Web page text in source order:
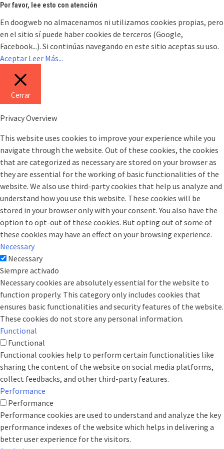
Por favor, lee esto con atención
En doogweb no almacenamos ni utilizamos cookies propias, pero
en el sitio sí puede haber cookies de terceros (Google,
Facebook...). Si continúas navegando en este sitio aceptas su uso.
Aceptar Leer Más...
Cerrar
Privacy Overview
This website uses cookies to improve your experience while you
navigate through the website. Out of these cookies, the cookies
that are categorized as necessary are stored on your browser as
they are essential for the working of basic functionalities of the
website. We also use third-party cookies that help us analyze and
understand how you use this website. These cookies will be
stored in your browser only with your consent. You also have the
option to opt-out of these cookies. But opting out of some of
these cookies may have an effect on your browsing experience.
Necessary
Necessary
Siempre activado
Necessary cookies are absolutely essential for the website to
function properly. This category only includes cookies that
ensures basic functionalities and security features of the website.
These cookies do not store any personal information.
Functional
Functional
Functional cookies help to perform certain functionalities like
sharing the content of the website on social media platforms,
collect feedbacks, and other third-party features.
Performance
Performance
Performance cookies are used to understand and analyze the key
performance indexes of the website which helps in delivering a
better user experience for the visitors.